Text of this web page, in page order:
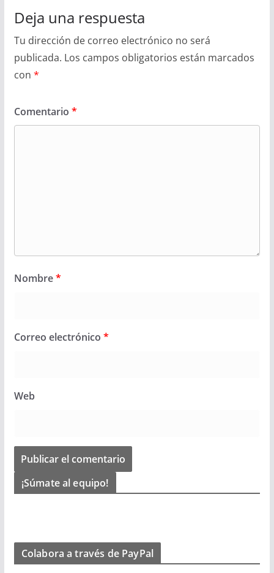
Deja una respuesta
Tu dirección de correo electrónico no será
publicada. Los campos obligatorios están marcados
con *
Comentario *
Nombre*
Correo electrónico *
Web
¡Súmate al equipo!
Colabora a través de PayPal